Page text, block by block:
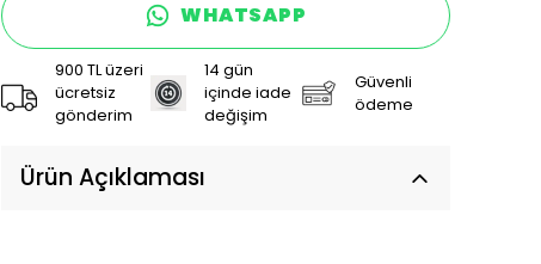
WHATSAPP
900 TL üzeri
ücretsiz
gönderim
14 gün
içinde iade
değişim
Güvenli
ödeme
Ürün Açıklaması